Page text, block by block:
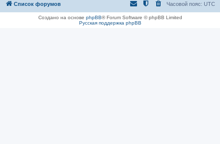
Список форумов Часовой пояс: UTC
Создано на основе phpBB® Forum Software © phpBB Limited
Русская поддержка phpBB